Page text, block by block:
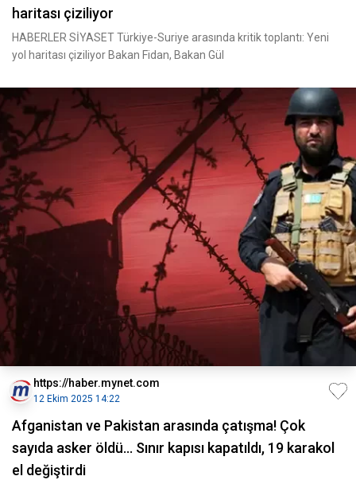
haritası çiziliyor
HABERLER SİYASET Türkiye-Suriye arasında kritik toplantı: Yeni
yol haritası çiziliyor Bakan Fidan, Bakan Gül
https://haber.mynet.com
12 Ekim 2025 14:22
Afganistan ve Pakistan arasında çatışma! Çok
sayıda asker öldü... Sınır kapısı kapatıldı, 19 karakol
el değiştirdi